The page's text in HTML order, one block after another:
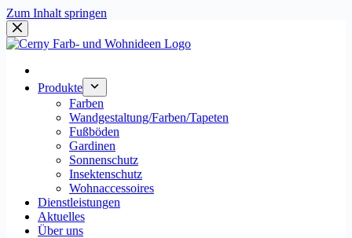
Zum Inhalt springen
Produkte
Farben
Wandgestaltung/Farben/Tapeten
Fußböden
Gardinen
Sonnenschutz
Insektenschutz
Wohnaccessoires
Dienstleistungen
Aktuelles
Über uns